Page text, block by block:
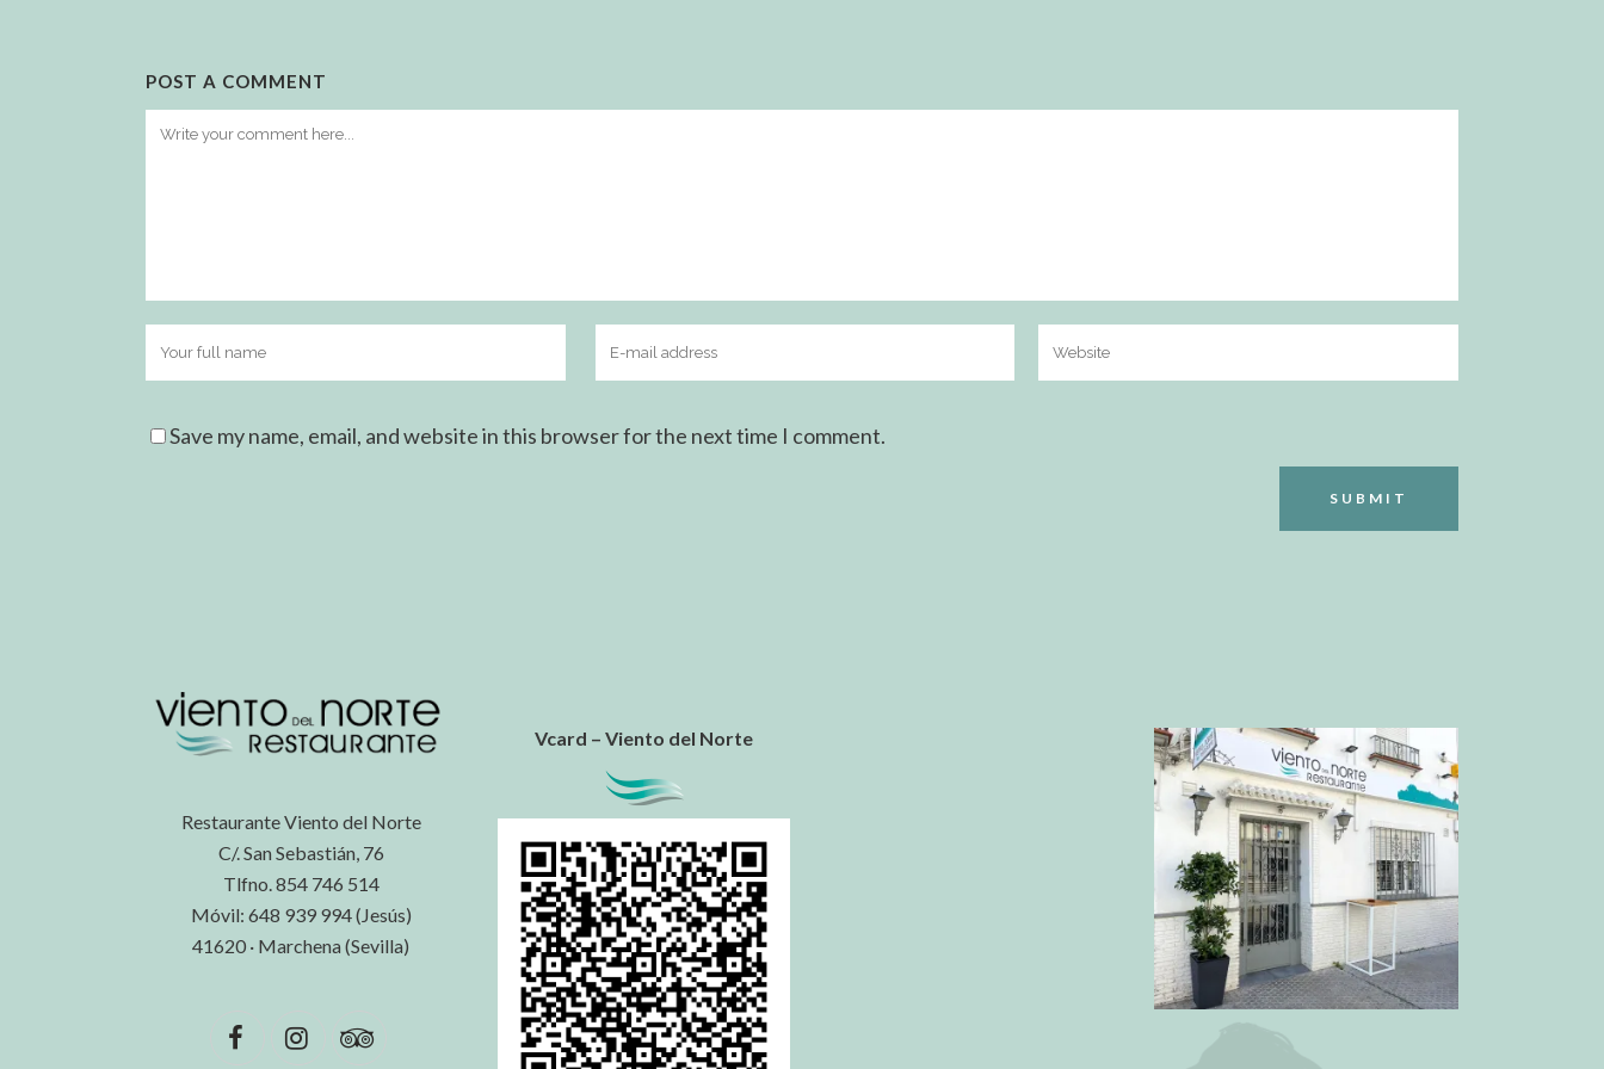
POST A COMMENT
Save my name, email, and website in this browser for the next time I comment.
Restaurante Viento del Norte
C/. San Sebastián, 76
Tlfno. 854 746 514
Móvil: 648 939 994 (Jesús)
41620 · Marchena (Sevilla)
Vcard – Viento del Norte